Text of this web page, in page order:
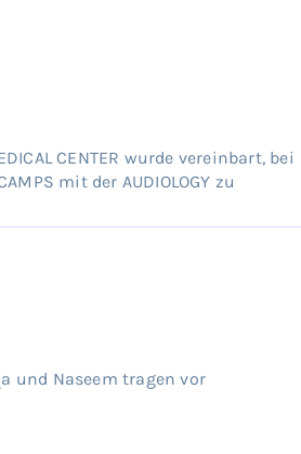
CENTER wurde vereinbart, bei
mit der AUDIOLOGY zu
tragen vor